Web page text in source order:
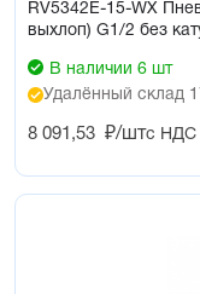
RV5342E-15-WX
выхлоп) G1/2 без
В наличии 6 шт
Удалённый склад
8 091,53 ₽/штс НДС